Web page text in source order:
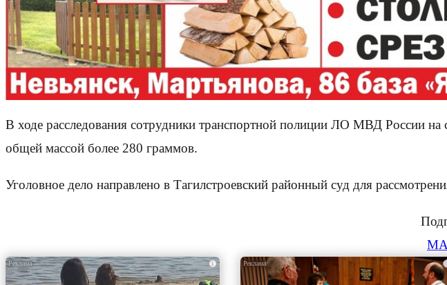
В ходе расследования сотрудники транспортной полиции ЛО МВД России
общей массой более 280 граммов.
Уголовное дело направлено в Тагилстроевский районный суд для
i